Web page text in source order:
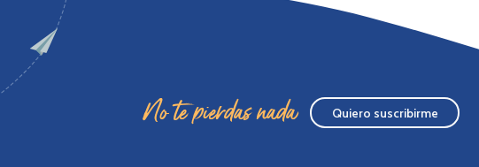
No te pierdas nada Quiero suscribirme